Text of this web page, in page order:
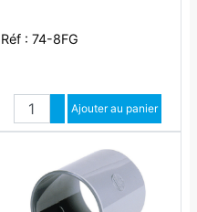
Réf : 74-8FG
Quantité
Augmenter quantité
Diminuer quantité
Ajouter au panier